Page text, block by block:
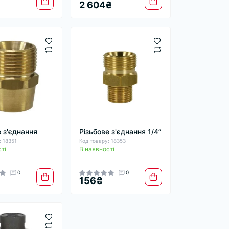
2 604₴
з'єднання
18351
0
Різьбове з'єднання 1/4”
Код товару: 18353
В наявності
0
156₴